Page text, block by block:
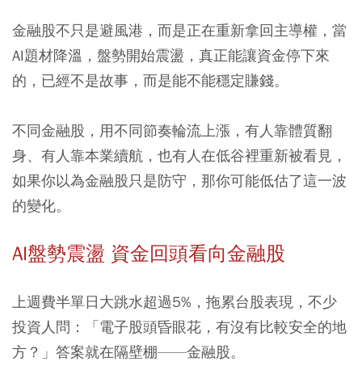
金融股不只是避風港，而是正在重新拿回主導權，當
AI題材降溫，盤勢開始震盪，真正能讓資金停下來
的，已經不是故事，而是能不能穩定賺錢。
不同金融股，用不同節奏輪流上漲，有人靠體質翻
身、有人靠本業續航，也有人在低谷裡重新被看見，
如果你以為金融股只是防守，那你可能低估了這一波
的變化。
AI盤勢震盪 資金回頭看向金融股
上週費半單日大跳水超過5%，拖累台股表現，不少
投資人問：「電子股頭昏眼花，有沒有比較安全的地
方？」答案就在隔壁棚——金融股。